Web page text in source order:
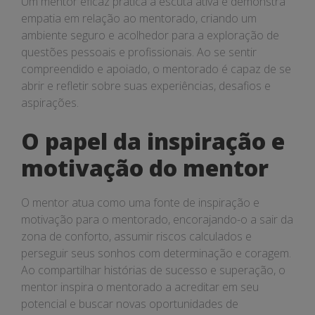
empatia em relação ao mentorado, criando um
ambiente seguro e acolhedor para a exploração de
questões pessoais e profissionais. Ao se sentir
compreendido e apoiado, o mentorado é capaz de se
abrir e refletir sobre suas experiências, desafios e
aspirações.
O papel da inspiração e
motivação do mentor
O mentor atua como uma fonte de inspiração e
motivação para o mentorado, encorajando-o a sair da
zona de conforto, assumir riscos calculados e
perseguir seus sonhos com determinação e coragem.
Ao compartilhar histórias de sucesso e superação, o
mentor inspira o mentorado a acreditar em seu
potencial e buscar novas oportunidades de